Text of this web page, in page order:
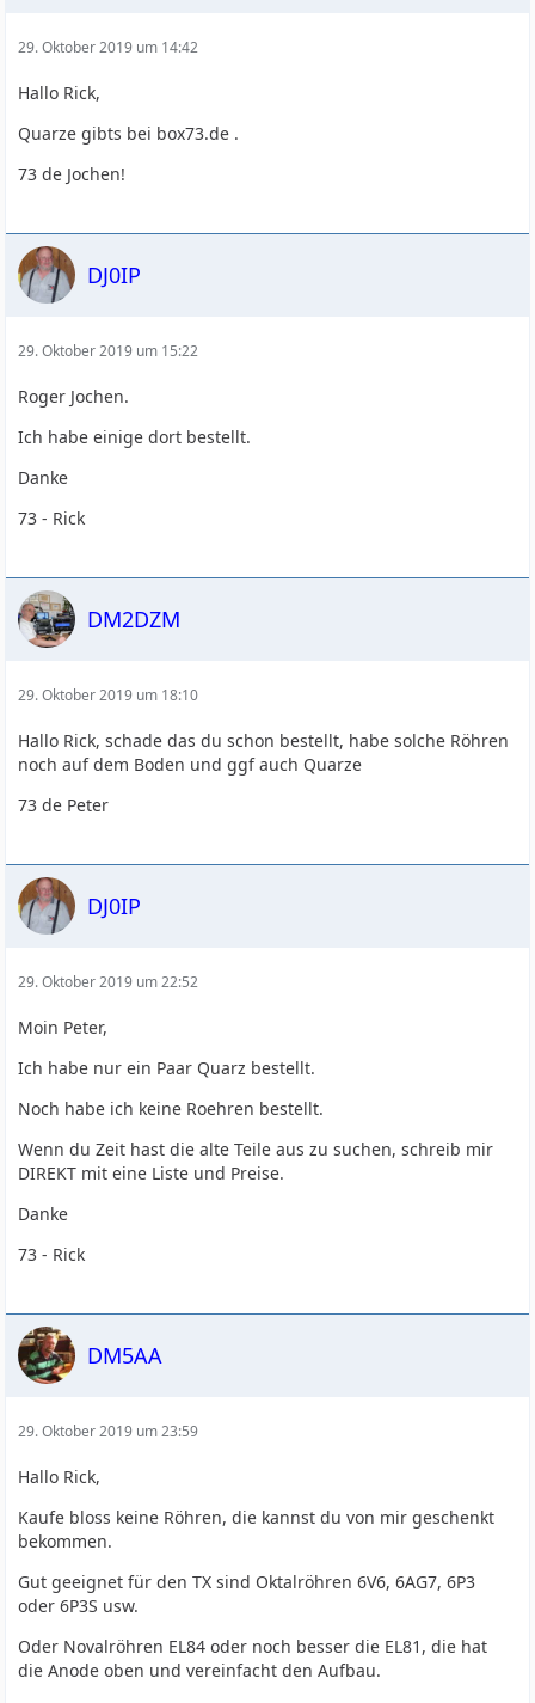
29. Oktober 2019 um 14:42
Hallo Rick,
Quarze gibts bei box73.de .
73 de Jochen!
DJ0IP
29. Oktober 2019 um 15:22
Roger Jochen.
Ich habe einige dort bestellt.
Danke
73 - Rick
DM2DZM
29. Oktober 2019 um 18:10
Hallo Rick, schade das du schon bestellt, habe solche Röhren
noch auf dem Boden und ggf auch Quarze
73 de Peter
DJ0IP
29. Oktober 2019 um 22:52
Moin Peter,
Ich habe nur ein Paar Quarz bestellt.
Noch habe ich keine Roehren bestellt.
Wenn du Zeit hast die alte Teile aus zu suchen, schreib mir
DIREKT mit eine Liste und Preise.
Danke
73 - Rick
DM5AA
29. Oktober 2019 um 23:59
Hallo Rick,
Kaufe bloss keine Röhren, die kannst du von mir geschenkt
bekommen.
Gut geeignet für den TX sind Oktalröhren 6V6, 6AG7, 6P3
oder 6P3S usw.
Oder Novalröhren EL84 oder noch besser die EL81, die hat
die Anode oben und vereinfacht den Aufbau.